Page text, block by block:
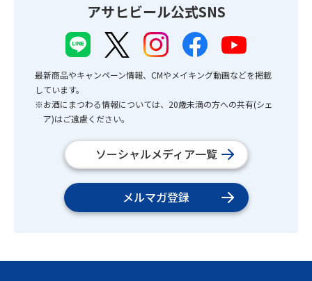
アサヒビール公式SNS
最新商品やキャンペーン情報、CMやメイキング動画などを掲載
しています。
※お酒にまつわる情報については、20歳未満の方への共有(シェ
ア)はご遠慮ください。
ソーシャルメディア一覧
メルマガ登録